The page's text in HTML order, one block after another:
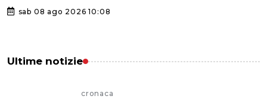
sab 08 ago 2026 10:08
Ultime notizie
cronaca